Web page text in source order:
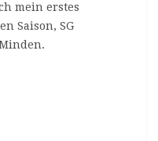
mein erstes
Saison, SG